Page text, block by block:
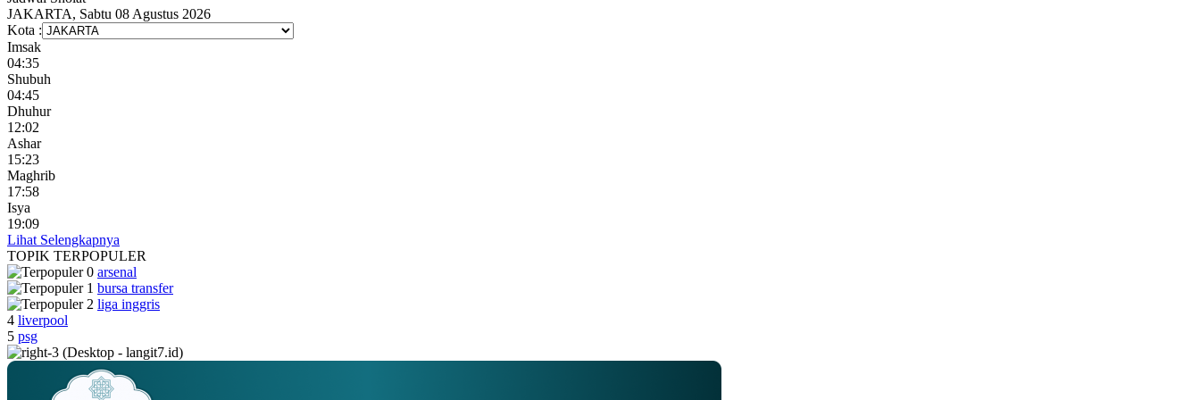
JAKARTA, Sabtu 08 Agustus 2026
Kota :
Imsak
04:35
Shubuh
04:45
Dhuhur
12:02
Ashar
15:23
Maghrib
17:58
Isya
19:09
Lihat Selengkapnya
TOPIK TERPOPULER
arsenal
bursa transfer
liga inggris
4 liverpool
5 psg